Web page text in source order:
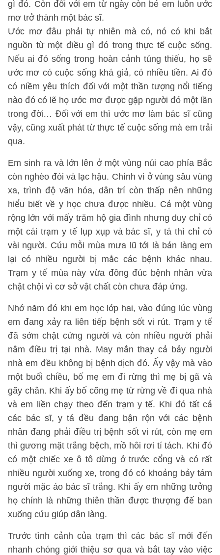
gì đó. Còn đối với em từ ngày còn bé em luôn ước
mơ trở thành một bác sĩ.
Ước mơ đâu phải tự nhiên mà có, nó có khi bắt
nguồn từ một điều gì đó trong thực tế cuộc sống.
Nếu ai đó sống trong hoàn cảnh túng thiếu, họ sẽ
ước mơ có cuộc sống khá giả, có nhiều tiền. Ai đó
có niềm yêu thích đối với một thần tượng nổi tiếng
nào đó có lẽ họ ước mơ được gặp người đó một lần
trong đời… Đối với em thì ước mơ làm bác sĩ cũng
vậy, cũng xuất phát từ thực tế cuộc sống mà em trải
qua.
Em sinh ra và lớn lên ở một vùng núi cao phía Bắc
còn nghèo đói và lạc hậu. Chính vì ở vùng sâu vùng
xa, trình độ văn hóa, dân trí còn thấp nên những
hiểu biết về y học chưa được nhiều. Cả một vùng
rộng lớn với mấy trăm hộ gia đình nhưng duy chỉ có
một cái trạm y tế lụp xụp và bác sĩ, y tá thì chỉ có
vài người. Cứu mỗi mùa mưa lũ tới là bản làng em
lại có nhiều người bị mắc các bệnh khác nhau.
Trạm y tế mùa này vừa đông đúc bệnh nhân vừa
chật chội vì cơ sở vật chất còn chưa đáp ứng.
Nhớ năm đó khi em học lớp hai, vào đúng lúc vùng
em đang xảy ra liên tiếp bệnh sốt vi rút. Trạm y tế
đã sớm chật cứng người và còn nhiều người phải
nằm điều trị tại nhà. May mắn thay cả bảy người
nhà em đều không bị bệnh dịch đó. Ấy vậy mà vào
một buổi chiều, bố mẹ em đi rừng thì mẹ bị gã và
gãy chân. Khi ấy bố cõng mẹ từ rừng về đi qua nhà
và em liền chạy theo đến trạm y tế. Khi đó tất cả
các bác sĩ, y tá đều đang bận rộn với các bệnh
nhân đang phải điều trị bệnh sốt vi rút, còn mẹ em
thì gương mặt trắng bệch, mồ hôi rơi tí tách. Khi đó
có một chiếc xe ô tô dừng ở trước cổng và có rất
nhiều người xuống xe, trong đó có khoảng bảy tám
người mặc áo bác sĩ trắng. Khi ấy em những tưởng
họ chính là những thiên thần được thượng đế ban
xuống cứu giúp dân làng.
Trước tình cảnh của trạm thì các bác sĩ mới đến
nhanh chóng giới thiệu sơ qua và bắt tay vào việc